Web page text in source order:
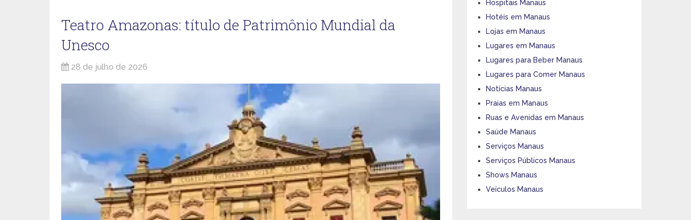
Teatro Amazonas: título de Patrimônio Mundial da
Unesco
28 de julho de 2026
Hospitais Manaus
Hotéis em Manaus
Lojas em Manaus
Lugares em Manaus
Lugares para Beber Manaus
Lugares para Comer Manaus
Notícias Manaus
Praias em Manaus
Ruas e Avenidas em Manaus
Saúde Manaus
Serviços Manaus
Serviços Públicos Manaus
Shows Manaus
Veículos Manaus